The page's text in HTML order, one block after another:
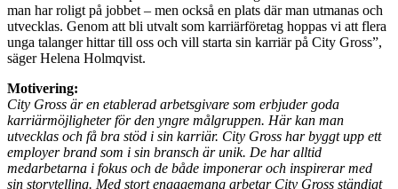
man har roligt på jobbet – men också en plats där man utmanas och
utvecklas. Genom att bli utvalt som karriärföretag hoppas vi att flera
unga talanger hittar till oss och vill starta sin karriär på City Gross”,
säger Helena Holmqvist.
Motivering:
City Gross är en etablerad arbetsgivare som erbjuder goda
karriärmöjligheter för den yngre målgruppen. Här kan man
utvecklas och få bra stöd i sin karriär. City Gross har byggt upp ett
employer brand som i sin bransch är unik. De har alltid
medarbetarna i fokus och de både imponerar och inspirerar med
sin storytelling. Med stort engagemang arbetar City Gross ständigt